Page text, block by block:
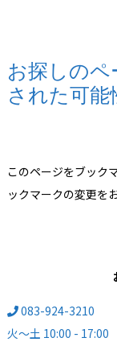
お探しのペ
された可能
このページをブック
ックマークの変更を
083-924-3210
火～土 10:00 - 17:00